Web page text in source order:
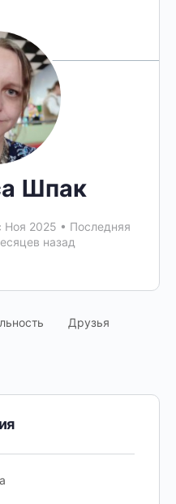
Шпак
Ноя 2025 • Последняя
назад
Друзья